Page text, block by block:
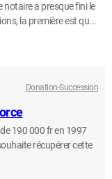
notaire a presque fini le
la première est qu...
Donation-Succession
190 000 fr en 1997
récupérer cette